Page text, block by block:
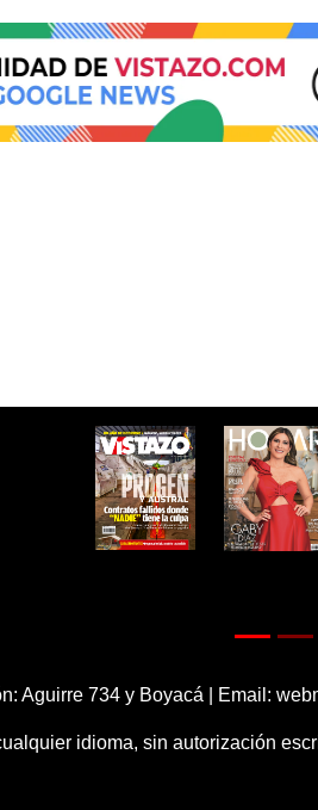
Aguirre 734 y Boyacá | Email:
idioma, sin autorización